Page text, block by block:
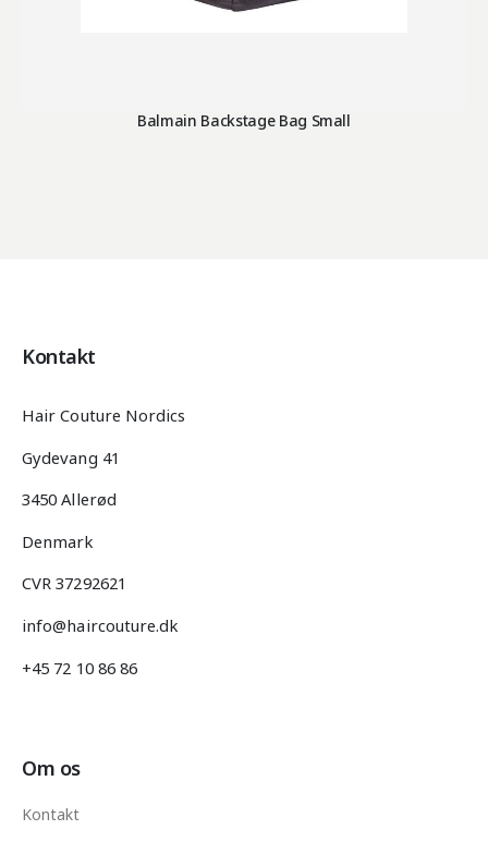
Balmain Backstage Bag Small
Kontakt
Hair Couture Nordics
Gydevang 41
3450 Allerød
Denmark
CVR 37292621
info@haircouture.dk
+45 72 10 86 86
Om os
Kontakt